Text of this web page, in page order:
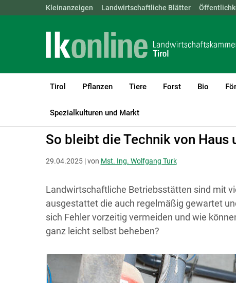
Landwirtschaftskammern: ÖSTERREICH BGLD KTN
Kleinanzeigen Landwirtschaftliche Blätter
Tirol Pflanzen Tiere Forst Bio
Spezialkulturen und Markt
LK Tirol Bauen, Energie & Technik
So bleibt die Technik von Haus
29.04.2025 | von Mst. Ing. Wolfgang Turk
Landwirtschaftliche Betriebsstätten sind mit
ausgestattet die auch regelmäßig gewartet
sich Fehler vorzeitig vermeiden und wie
ganz leicht selbst beheben?